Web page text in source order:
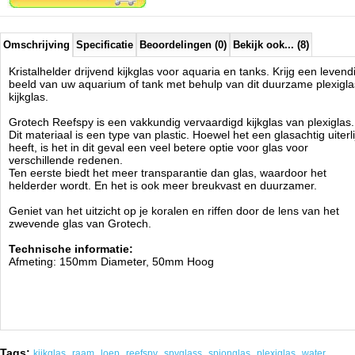
Omschrijving Specificatie Beoordelingen (0) Bekijk ook... (8)
Kristalhelder drijvend kijkglas voor aquaria en tanks. Krijg een
beeld van uw aquarium of tank met behulp van dit duurzame
kijkglas.
Grotech Reefspy is een vakkundig vervaardigd kijkglas van plexiglas.
Dit materiaal is een type van plastic. Hoewel het een glasachtig
heeft, is het in dit geval een veel betere optie voor glas voor
verschillende redenen.
Ten eerste biedt het meer transparantie dan glas, waardoor het
helderder wordt. En het is ook meer breukvast en duurzamer.
Geniet van het uitzicht op je koralen en riffen door de lens van het
zwevende glas van Grotech.
Technische informatie:
Afmeting: 150mm Diameter, 50mm Hoog